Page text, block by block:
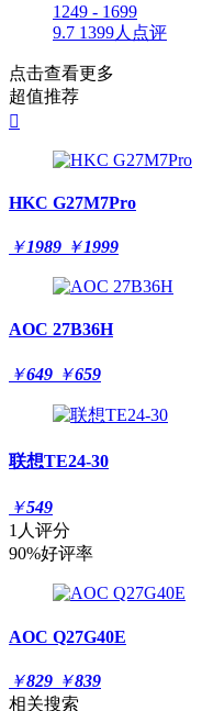
1249 - 1699
9.7 1399人点评
点击查看更多
超值推荐

HKC G27M7Pro
￥1989 ￥1999
AOC 27B36H
￥649 ￥659
联想TE24-30
￥549
1人评分
90%好评率
AOC Q27G40E
￥829 ￥839
相关搜索